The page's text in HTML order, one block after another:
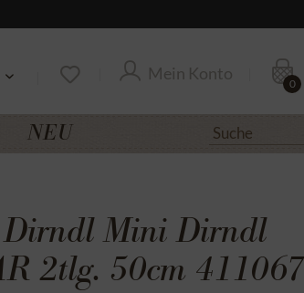
Mein Konto
0
NEU
Dirndl Mini Dirndl
2tlg. 50cm 411067